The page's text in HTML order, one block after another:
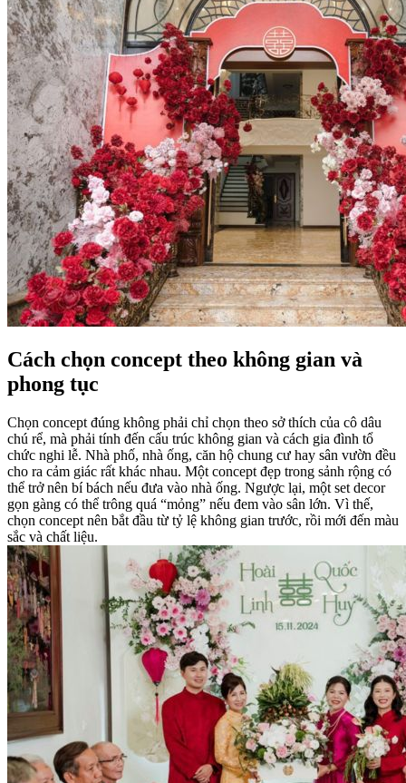
Cách chọn concept theo không gian và
phong tục
Chọn concept đúng không phải chỉ chọn theo sở thích của cô dâu
chú rể, mà phải tính đến cấu trúc không gian và cách gia đình tổ
chức nghi lễ. Nhà phố, nhà ống, căn hộ chung cư hay sân vườn đều
cho ra cảm giác rất khác nhau. Một concept đẹp trong sảnh rộng có
thể trở nên bí bách nếu đưa vào nhà ống. Ngược lại, một set decor
gọn gàng có thể trông quá “mỏng” nếu đem vào sân lớn. Vì thế,
chọn concept nên bắt đầu từ tỷ lệ không gian trước, rồi mới đến màu
sắc và chất liệu.